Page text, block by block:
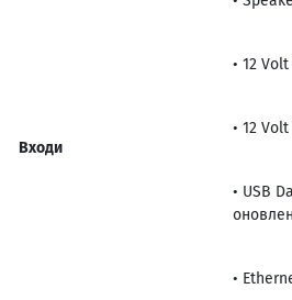
Входи
• 12
• 12
• USB
•